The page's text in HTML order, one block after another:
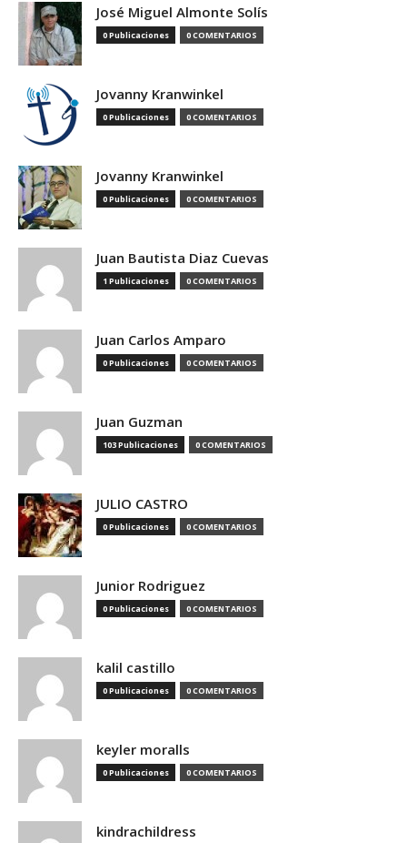
José Miguel Almonte Solís
0 Publicaciones 0 COMENTARIOS
Jovanny Kranwinkel
0 Publicaciones 0 COMENTARIOS
Jovanny Kranwinkel
0 Publicaciones 0 COMENTARIOS
Juan Bautista Diaz Cuevas
1 Publicaciones 0 COMENTARIOS
Juan Carlos Amparo
0 Publicaciones 0 COMENTARIOS
Juan Guzman
103 Publicaciones 0 COMENTARIOS
JULIO CASTRO
0 Publicaciones 0 COMENTARIOS
Junior Rodriguez
0 Publicaciones 0 COMENTARIOS
kalil castillo
0 Publicaciones 0 COMENTARIOS
keyler moralls
0 Publicaciones 0 COMENTARIOS
kindrachildress